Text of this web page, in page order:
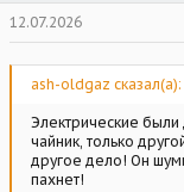
12.07.2026
ash-oldgaz сказал(а):
Электрические были
чайник, только
другое дело! Он
пахнет!